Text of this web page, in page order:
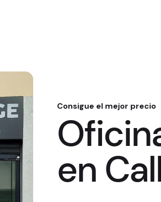
Consigue el mejor precio
en